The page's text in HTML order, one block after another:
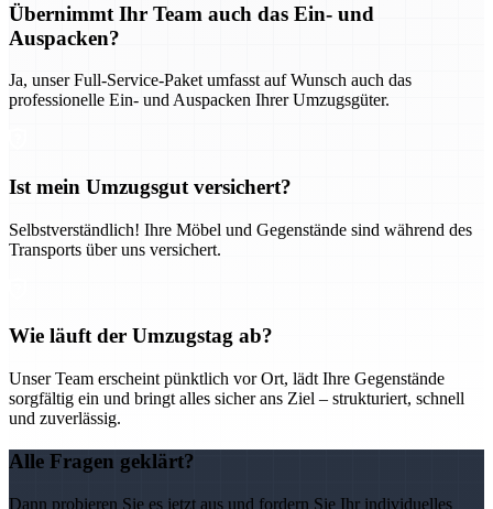
Übernimmt Ihr Team auch das Ein- und
Auspacken?
Ja, unser Full-Service-Paket umfasst auf Wunsch auch das
professionelle Ein- und Auspacken Ihrer Umzugsgüter.
Ist mein Umzugsgut versichert?
Selbstverständlich! Ihre Möbel und Gegenstände sind während des
Transports über uns versichert.
Wie läuft der Umzugstag ab?
Unser Team erscheint pünktlich vor Ort, lädt Ihre Gegenstände
sorgfältig ein und bringt alles sicher ans Ziel – strukturiert, schnell
und zuverlässig.
Alle Fragen geklärt?
Dann probieren Sie es jetzt aus und fordern Sie Ihr individuelles